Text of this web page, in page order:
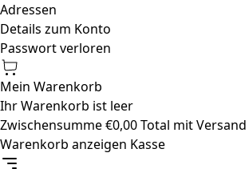
Adressen
Details zum Konto
Passwort verloren
Mein Warenkorb
Ihr Warenkorb ist leer
Zwischensumme€0,00Total mit Versand
Warenkorb anzeigen Kasse